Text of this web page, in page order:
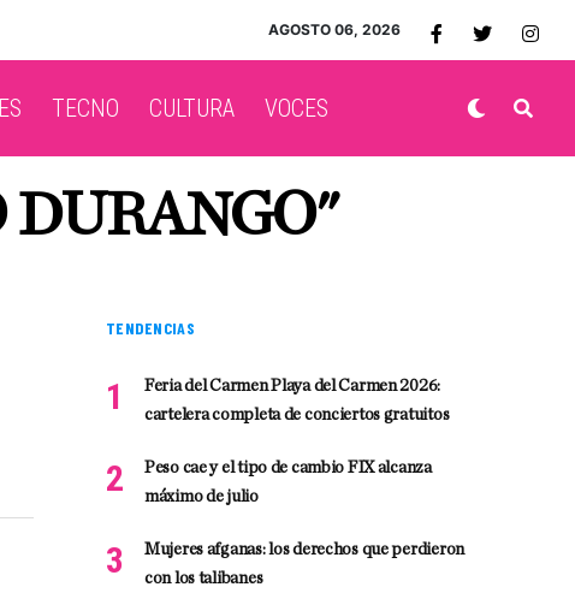
AGOSTO 06, 2026
TECNO CULTURA VOCES
DURANGO"
TENDENCIAS
Feria del Carmen Playa del Carmen 2026:
cartelera completa de conciertos gratuitos
Peso cae y el tipo de cambio FIX alcanza
máximo de julio
Mujeres afganas: los derechos que perdieron
con los talibanes